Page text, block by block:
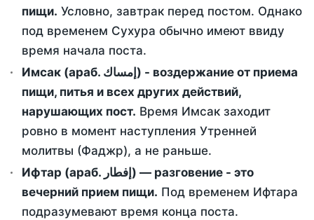
пищи. Условно, завтрак перед постом. Однако
под временем Сухура обычно имеют ввиду
время начала поста.
Имсак (араб. إمساك) - воздержание от приема
пищи, питья и всех других действий,
нарушающих пост. Время Имсак заходит
ровно в момент наступления Утренней
молитвы (Фаджр), а не раньше.
Ифтар (араб. إفطار) — разговение - это
вечерний прием пищи. Под временем Ифтара
подразумевают время конца поста.